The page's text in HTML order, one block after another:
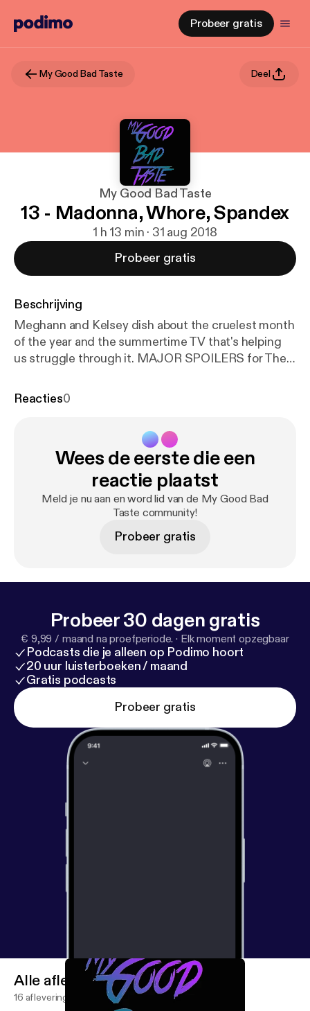
Probeer gratis
My Good Bad Taste Deel
My Good Bad Taste
13 - Madonna, Whore, Spandex
1 h 13 min · 31 aug 2018
Probeer gratis
Beschrijving
Meghann and Kelsey dish about the cruelest month
of the year and the summertime TV that's helping
us struggle through it. MAJOR SPOILERS for The
because our bodies are shutting down from the
Kelsey's own words, we gotta "plug in an IV to our
televisions and find something that will sustain us
until September." Watch GLOW! It's technically
sports!
Reacties0
Wees de eerste die een
reactie plaatst
Meld je nu aan en word lid van de My Good Bad
Taste community!
Probeer gratis
Probeer 30 dagen gratis
€ 9,99 / maand na proefperiode. · Elk moment opzegbaar
Podcasts die je alleen op Podimo hoort
20 uur luisterboeken / maand
Gratis podcasts
Probeer gratis
Alle afleveringen
16 afleveringen